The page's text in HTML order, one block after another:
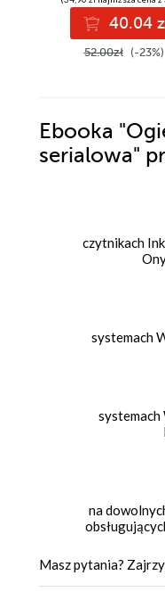
40.04
52.00zł (-23%)
Ebooka
serialowa"
czytnikach
systemach
systemach
na
Masz pytania?